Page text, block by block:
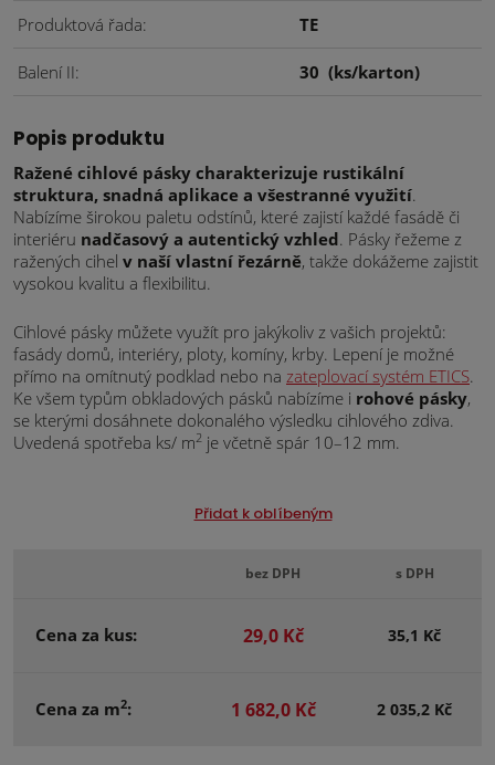
Produktová řada TE
Balení II 30 (ks/karton)
Popis produktu
Ražené cihlové pásky charakterizuje rustikální
struktura, snadná aplikace a všestranné využití.
Nabízíme širokou paletu odstínů, které zajistí každé fasádě či
interiéru nadčasový a autentický vzhled. Pásky řežeme z
ražených cihel v naší vlastní řezárně, takže dokážeme zajistit
vysokou kvalitu a flexibilitu.
Cihlové pásky můžete využít pro jakýkoliv z vašich projektů:
fasády domů, interiéry, ploty, komíny, krby. Lepení je možné
přímo na omítnutý podklad nebo na zateplovací systém ETICS.
Ke všem typům obkladových pásků nabízíme i rohové pásky,
se kterými dosáhnete dokonalého výsledku cihlového zdiva.
Uvedená spotřeba ks/ m2 je včetně spár 10–12 mm.
Přidat k oblíbeným
bez DPH s DPH
Cena za kus: 29,0 Kč 35,1 Kč
Cena za m2: 1 682,0 Kč 2 035,2 Kč